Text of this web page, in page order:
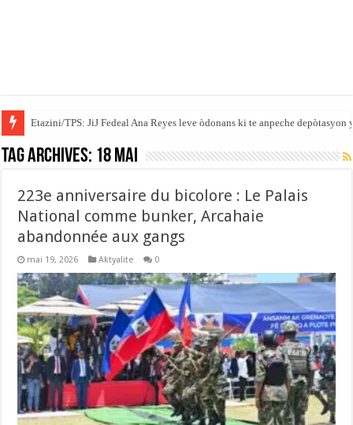
Etazini/TPS: JiJ Fedeal Ana Reyes leve òdonans ki te anpeche depòtasyon
Tag Archives: 18 mai
223e anniversaire du bicolore : Le Palais
National comme bunker, Arcahaie
abandonnée aux gangs
mai 19, 2026 Aktyalite 0